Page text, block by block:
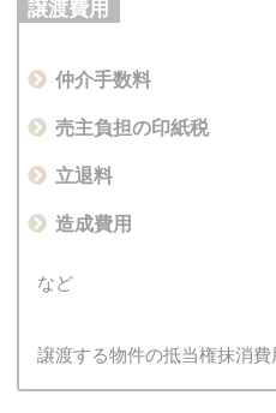
譲渡費用
仲介手数料
売主負担の印紙税
立退料
造成費用
など
譲渡する物件の抵当権抹消費